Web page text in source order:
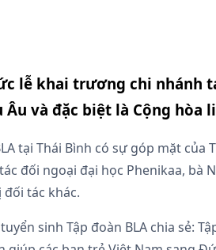
lễ khai trương chi
và đặc biệt là Cộng hòa
tại Thái Bình có sự góp mặt của
đối ngoại đại học Phenikaa, bà
đối tác khác.
sinh Tập đoàn BLA chia sẻ: